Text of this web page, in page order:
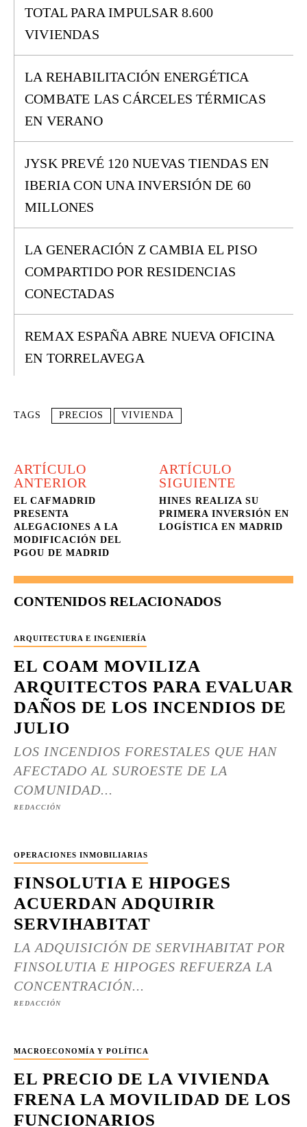
TOTAL PARA IMPULSAR 8.600
VIVIENDAS
LA REHABILITACIÓN ENERGÉTICA
COMBATE LAS CÁRCELES TÉRMICAS
EN VERANO
JYSK PREVÉ 120 NUEVAS TIENDAS EN
IBERIA CON UNA INVERSIÓN DE 60
MILLONES
LA GENERACIÓN Z CAMBIA EL PISO
COMPARTIDO POR RESIDENCIAS
CONECTADAS
REMAX ESPAÑA ABRE NUEVA OFICINA
EN TORRELAVEGA
TAGS PRECIOS VIVIENDA
ARTÍCULO
ANTERIOR
EL CAFMADRID
PRESENTA
ALEGACIONES A LA
MODIFICACIÓN DEL
PGOU DE MADRID
ARTÍCULO
SIGUIENTE
HINES REALIZA SU
PRIMERA INVERSIÓN EN
LOGÍSTICA EN MADRID
CONTENIDOS RELACIONADOS
ARQUITECTURA E INGENIERÍA
EL COAM MOVILIZA
ARQUITECTOS PARA EVALUAR
DAÑOS DE LOS INCENDIOS DE
JULIO
LOS INCENDIOS FORESTALES QUE HAN
AFECTADO AL SUROESTE DE LA
COMUNIDAD...
REDACCIÓN
OPERACIONES INMOBILIARIAS
FINSOLUTIA E HIPOGES
ACUERDAN ADQUIRIR
SERVIHABITAT
LA ADQUISICIÓN DE SERVIHABITAT POR
FINSOLUTIA E HIPOGES REFUERZA LA
CONCENTRACIÓN...
REDACCIÓN
MACROECONOMÍA Y POLÍTICA
EL PRECIO DE LA VIVIENDA
FRENA LA MOVILIDAD DE LOS
FUNCIONARIOS